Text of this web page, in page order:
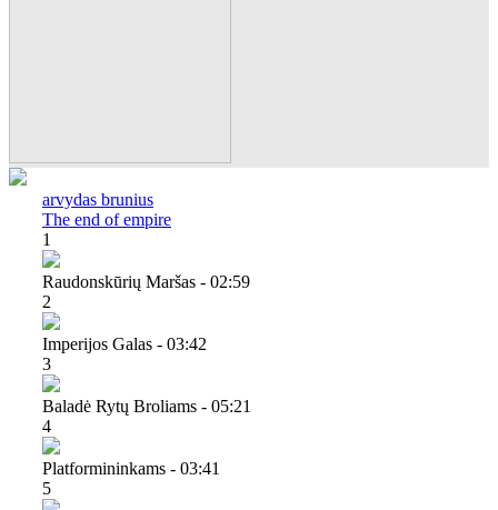
arvydas brunius
The end of empire
1
Raudonskūrių Maršas - 02:59
2
Imperijos Galas - 03:42
3
Baladė Rytų Broliams - 05:21
4
Platformininkams - 03:41
5